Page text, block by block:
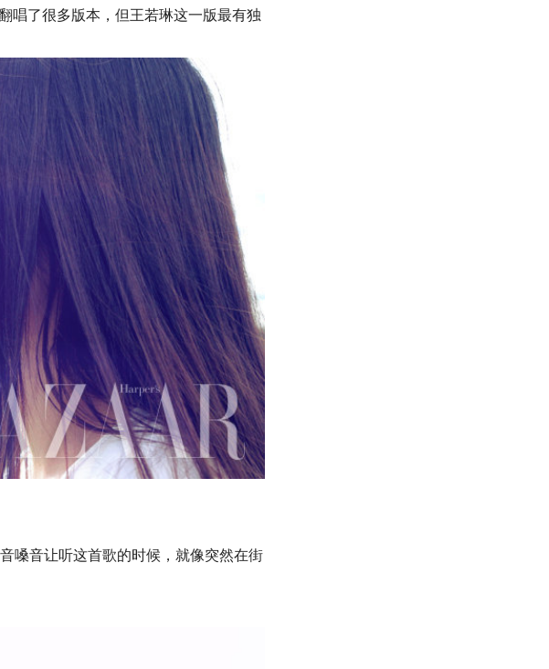
唱了很多版本，但王若琳这一版最有独
嗓音让听这首歌的时候，就像突然在街